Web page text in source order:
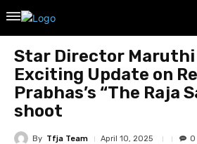
Star Director Maruthi
Exciting Update on
Prabhas’s “The Raja
shoot
By Tfja Team April 10, 2025 0